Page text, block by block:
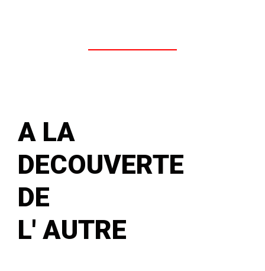
A LA
DECOUVERTE
DE
L' AUTRE